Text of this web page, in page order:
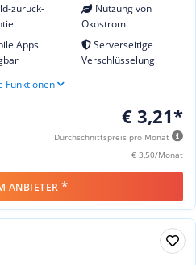
zurück-
Nutzung von
Ökostrom
Apps
Serverseitige
Verschlüsselung
Funktionen
€ 3,21*
Durchschnittspreis pro Monat
€ 3,50/Monat
ANBIETER *